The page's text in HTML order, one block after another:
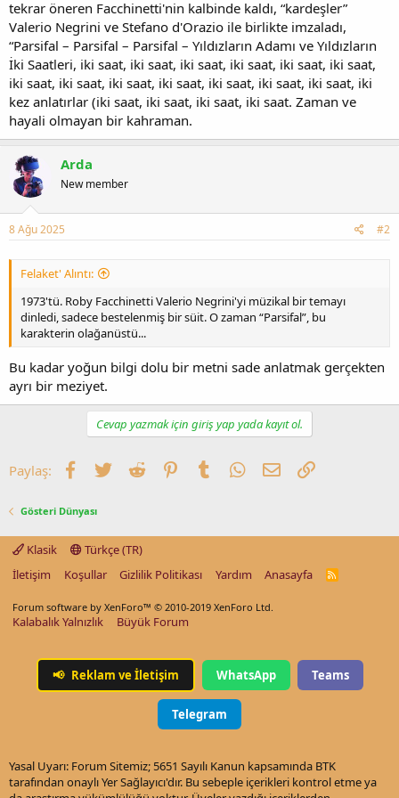
tekrar öneren Facchinetti'nin kalbinde kaldı, “kardeşler”
Valerio Negrini ve Stefano d'Orazio ile birlikte imzaladı,
“Parsifal – Parsifal – Parsifal – Yıldızların Adamı ve Yıldızların
İki Saatleri, iki saat, iki saat, iki saat, iki saat, iki saat, iki saat,
iki saat, iki saat, iki saat, iki saat, iki saat, iki saat, iki saat, iki
kez anlatırlar (iki saat, iki saat, iki saat, iki saat. Zaman ve
hayali olmayan bir kahraman.
Arda
New member
8 Ağu 2025 #2
Felaket' Alıntı:
1973'tü. Roby Facchinetti Valerio Negrini'yi müzikal bir temayı
dinledi, sadece bestelenmiş bir süit. O zaman “Parsifal”, bu
karakterin olağanüstü...
Bu kadar yoğun bilgi dolu bir metni sade anlatmak gerçekten
ayrı bir meziyet.
Cevap yazmak için giriş yap yada kayıt ol.
Paylaş: Facebook
TwitterReddit PinterestTumblrWhatsApp
E-postaLink
Gösteri Dünyası
Klasik
Türkçe (TR)
İletişim
Koşullar Gizlilik Politikası Yardım Anasayfa
R
Forum software by XenForo™ © 2010-2019 XenForo Ltd.
Kalabalık Yalnızlık Büyük Forum
📢 Reklam ve İletişim WhatsApp Teams
Telegram
Yasal Uyarı: Forum Sitemiz; 5651 Sayılı Kanun kapsamında BTK
tarafından onaylı Yer Sağlayıcı'dır. Bu sebeple içerikleri kontrol etme ya